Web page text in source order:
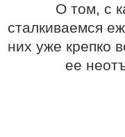
О том, с
сталкиваемся
них уже крепко
ее